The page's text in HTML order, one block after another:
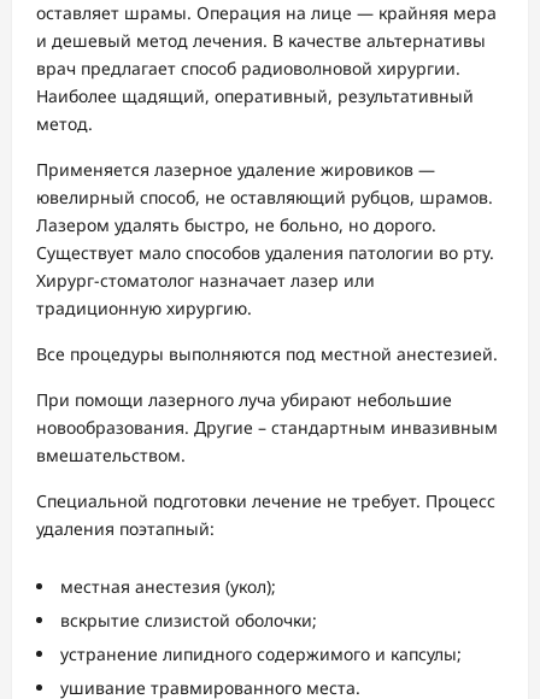
оставляет шрамы. Операция на лице — крайняя мера
и дешевый метод лечения. В качестве альтернативы
врач предлагает способ радиоволновой хирургии.
Наиболее щадящий, оперативный, результативный
метод.
Применяется лазерное удаление жировиков —
ювелирный способ, не оставляющий рубцов, шрамов.
Лазером удалять быстро, не больно, но дорого.
Существует мало способов удаления патологии во рту.
Хирург-стоматолог назначает лазер или
традиционную хирургию.
Все процедуры выполняются под местной анестезией.
При помощи лазерного луча убирают небольшие
новообразования. Другие – стандартным инвазивным
вмешательством.
Специальной подготовки лечение не требует. Процесс
удаления поэтапный:
местная анестезия (укол);
вскрытие слизистой оболочки;
устранение липидного содержимого и капсулы;
ушивание травмированного места.